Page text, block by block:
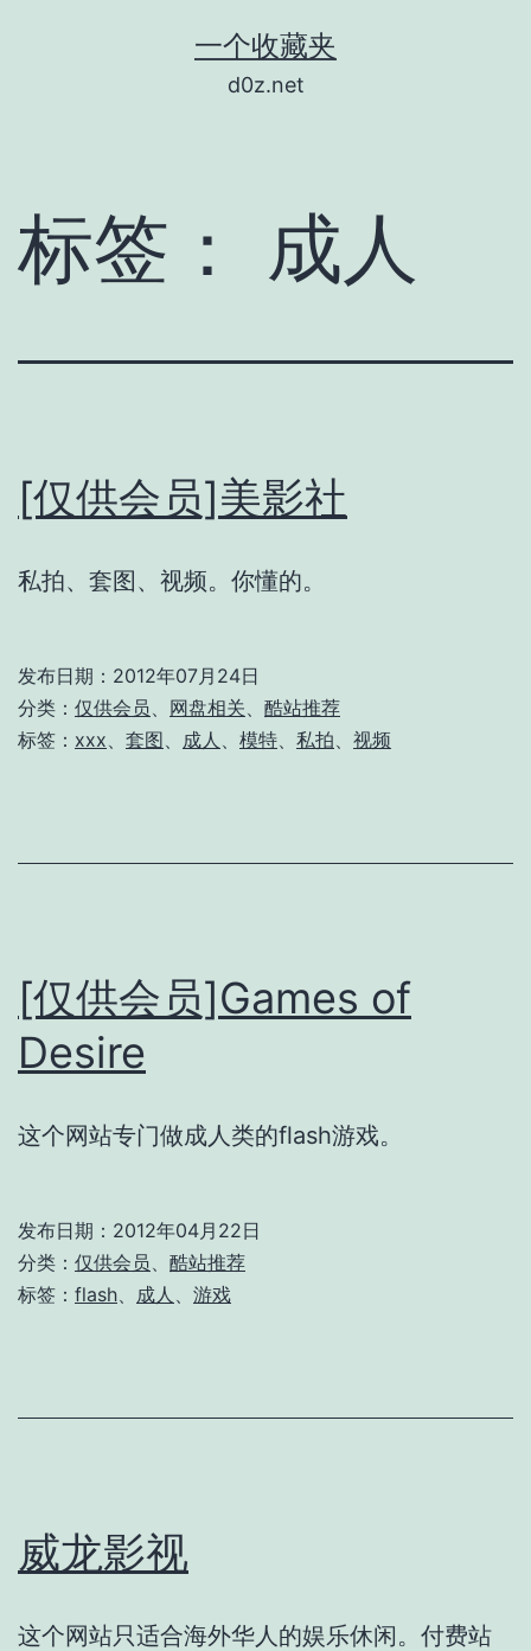
一个收藏夹
d0z.net
标签： 成人
[仅供会员]美影社
私拍、套图、视频。你懂的。
发布日期： 2012年07月24日
分类： 仅供会员 网盘相关
酷站推荐
标签： xxx 套图 成人 模特 私拍 视频
[仅供会员]Games of
Desire
这个网站专门做成人类的flash游戏。
发布日期： 2012年04月22日
分类： 仅供会员
酷站推荐
标签： flash 成人 游戏
威龙影视
这个网站只适合海外华人的娱乐休闲。付费站